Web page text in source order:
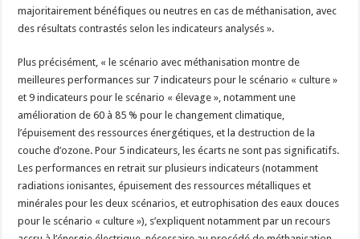
majoritairement bénéfiques ou neutres en cas de méthanisation, avec
des résultats contrastés selon les indicateurs analysés ».
Plus précisément, « le scénario avec méthanisation montre de
meilleures performances sur 7 indicateurs pour le scénario « culture »
et 9 indicateurs pour le scénario « élevage », notamment une
amélioration de 60 à 85 % pour le changement climatique,
l’épuisement des ressources énergétiques, et la destruction de la
couche d’ozone. Pour 5 indicateurs, les écarts ne sont pas significatifs.
Les performances en retrait sur plusieurs indicateurs (notamment
radiations ionisantes, épuisement des ressources métalliques et
minérales pour les deux scénarios, et eutrophisation des eaux douces
pour le scénario « culture »), s’expliquent notamment par un recours